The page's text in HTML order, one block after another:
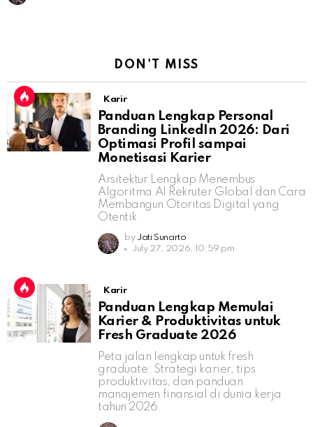
DON'T MISS
Karir
Panduan Lengkap Personal
Branding LinkedIn 2026: Dari
Optimasi Profil sampai
Monetisasi Karier
Arsitektur Lengkap Menembus
Algoritma AI Rekruter Global dan Cara
Membangun Otoritas Digital yang
Otentik
by Jati Sunarto
July 27, 2026, 10:59 pm
Karir
Panduan Lengkap Memulai
Karier & Produktivitas untuk
Fresh Graduate 2026
Peta jalan lengkap untuk fresh
graduate: Strategi karier, tips
produktivitas, dan panduan
manajemen finansial di dunia kerja
tahun 2026.